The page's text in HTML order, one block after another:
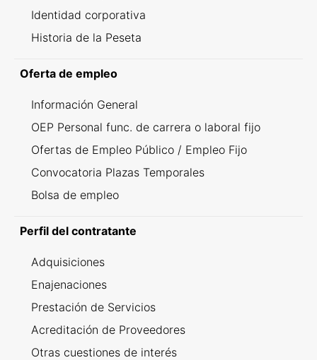
Identidad corporativa
Historia de la Peseta
Oferta de empleo
Información General
OEP Personal func. de carrera o laboral fijo
Ofertas de Empleo Público / Empleo Fijo
Convocatoria Plazas Temporales
Bolsa de empleo
Perfil del contratante
Adquisiciones
Enajenaciones
Prestación de Servicios
Acreditación de Proveedores
Otras cuestiones de interés